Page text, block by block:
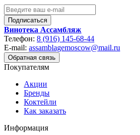
Подписаться
Винотека Ассамбляж
Телефон: 8 (916) 145-68-44
E-mail: assamblagemoscow@mail.ru
Обратная связь
Покупателям
Акции
Бренды
Коктейли
Как заказать
Информация